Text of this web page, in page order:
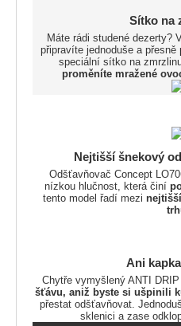
Sítko na
Máte rádi studené dezerty?
připravíte jednoduše a
speciální sítko na
proměníte mražené
Nejtišší šnekový
Odšťavňovač Concept
nízkou hlučnost, která činí
tento model řadí mezi
Ani
Chytře vymyšlený ANTI
šťávu, aniž byste si ušpinili
přestat odšťavňovat.
sklenici a zase